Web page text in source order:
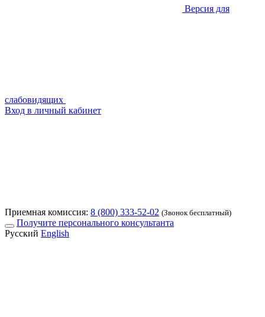
Версия для
слабовидящих
Вход в личный кабинет
Приемная комиссия: 8 (800) 333-52-02 (Звонок бесплатный)
Получите персонального консультанта
Русский English